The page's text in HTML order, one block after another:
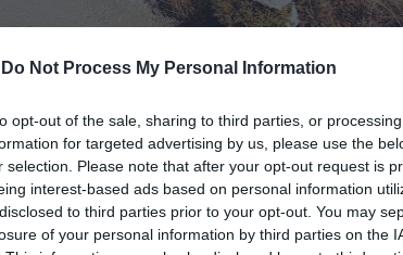
Do Not Process My Personal Information
opt-out of the sale, sharing to third parties, or
for targeted advertising by us, please use the
selection. Please note that after your opt-out request is
interest-based ads based on personal information
to third parties prior to your opt-out. You may
of your personal information by third parties on the
Κουμάρι…
της Βόρειας Άνδρου και σε έναν οικισμό στο
για τον οικισμό του Κουμαρίου στο Γαύριο. Έχουν
στο χαντάκι απορροής των υδάτων.